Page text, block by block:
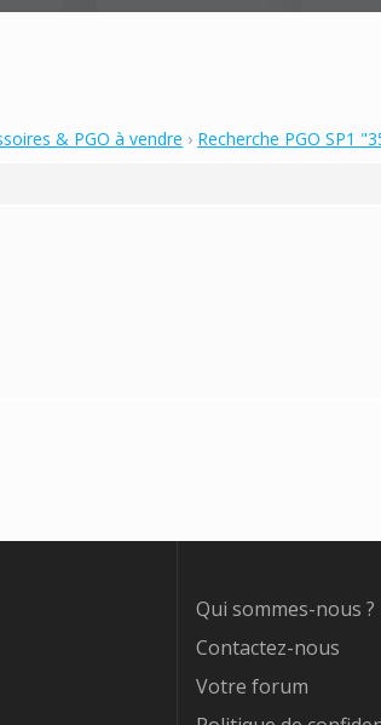
& PGO à vendre › Recherche PGO SP1
Qui sommes-nous ?
Contactez-nous
Votre forum